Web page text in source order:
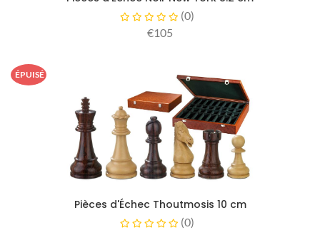
(0)
€105
ÉPUISÉ
Pièces d'Échec Thoutmosis 10 cm
(0)